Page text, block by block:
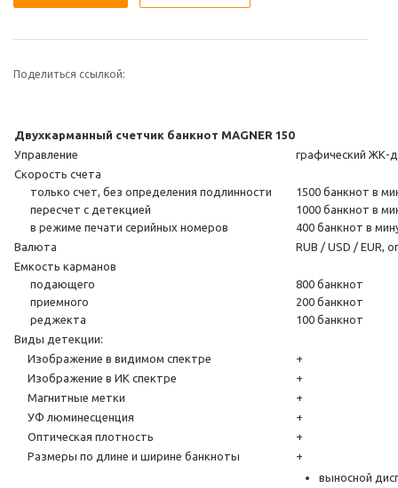
Поделиться ссылкой:
Двухкарманный счетчик банкнот MAGNER 150
Управление
графический ЖК-
Скорость счета
только счет, без определения подлинности
пересчет с детекцией
в режиме печати серийных номеров
1500 банкнот в
1000 банкнот в
400 банкнот в
Валюта
RUB / USD / EUR,
Емкость карманов
подающего
приемного
реджекта
800 банкнот
200 банкнот
100 банкнот
Виды детекции:
Изображение в видимом спектре
+
Изображение в ИК спектре
+
Магнитные метки
+
УФ люминесценция
+
Оптическая плотность
+
Размеры по длине и ширине банкноты
+
выносной